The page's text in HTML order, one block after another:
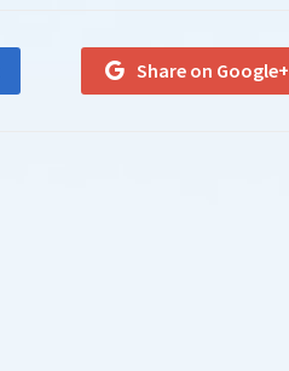
Share on Google+